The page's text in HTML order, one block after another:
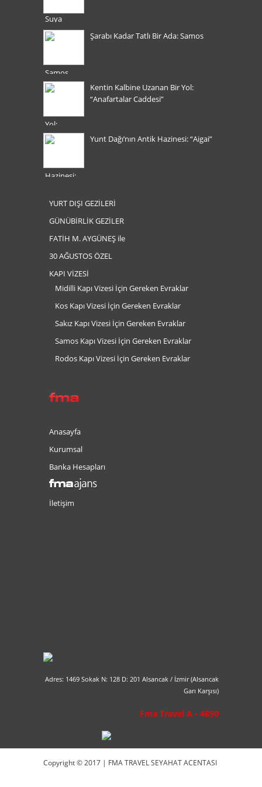
Şarabı Kadar Tatlı Bir Ada: Samos
Kentin Kalbine Uzanan Bir Yol:
“Anafartalar Caddesi”
Yunt Dağı’nın Antik Hazinesi: “Aigai”
YURT DIŞI GEZİLERİ
GÜNÜBİRLİK GEZİLER
FATİH M. AYGÜNEŞ ile
30 AĞUSTOS ÖZEL
KAPI VİZESİ
Midilli Kapı Vizesi İçin Gereken Evraklar
Kos Kapı Vizesi İçin Gereken Evraklar
Sakız Kapı Vizesi İçin Gereken Evraklar
Samos Kapı Vizesi İçin Gereken Evraklar
Rodos Kapı Vizesi İçin Gereken Evraklar
Anasayfa
Kurumsal
Banka Hesapları
İletişim
Adres: 1469 Sokak N: 128 D: 201 Alsancak / İzmir (Alsancak
Garı Karşısı)
Fma Travel A - 4890
Copyright © 2017 | FMA TRAVEL SEYAHAT ACENTASI